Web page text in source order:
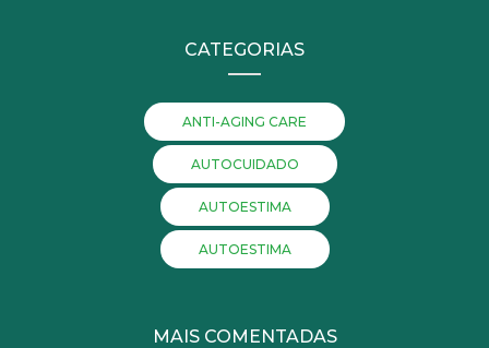
CATEGORIAS
ANTI-AGING CARE
AUTOCUIDADO
AUTOESTIMA
AUTOESTIMA
MAIS COMENTADAS